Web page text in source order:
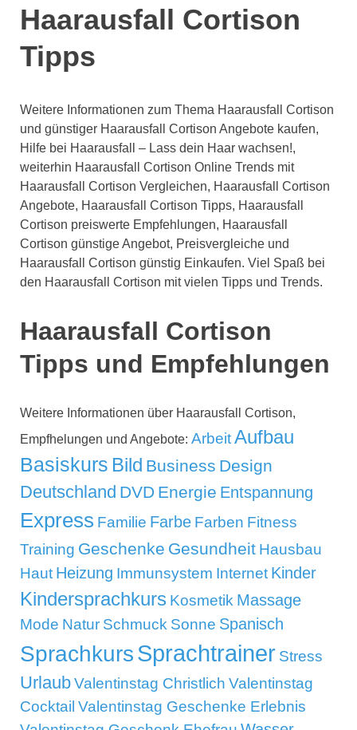
Haarausfall Cortison
Tipps
Weitere Informationen zum Thema Haarausfall Cortison
und günstiger Haarausfall Cortison Angebote kaufen,
Hilfe bei Haarausfall – Lass dein Haar wachsen!,
weiterhin Haarausfall Cortison Online Trends mit
Haarausfall Cortison Vergleichen, Haarausfall Cortison
Angebote, Haarausfall Cortison Tipps, Haarausfall
Cortison preiswerte Empfehlungen, Haarausfall
Cortison günstige Angebot, Preisvergleiche und
Haarausfall Cortison günstig Einkaufen. Viel Spaß bei
den Haarausfall Cortison mit vielen Tipps und Trends.
Haarausfall Cortison
Tipps und Empfehlungen
Weitere Informationen über Haarausfall Cortison,
Empfhelungen und Angebote: ArbeitAufbau
Basiskurs Bild Business Design
Deutschland DVD Energie Entspannung
Express Familie Farbe Farben Fitness
Training Geschenke Gesundheit Hausbau
Haut Heizung Immunsystem Internet Kinder
Kindersprachkurs Kosmetik Massage
Mode Natur Schmuck Sonne Spanisch
SprachkursSprachtrainer Stress
UrlaubValentinstag Christlich Valentinstag
Cocktail Valentinstag Geschenke Erlebnis